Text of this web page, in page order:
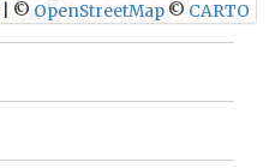
© OpenStreetMap © CARTO